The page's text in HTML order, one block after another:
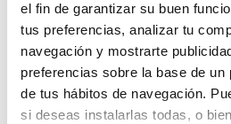
el fin de garantizar su buen
tus preferencias, analizar tu
navegación y mostrarte
preferencias sobre la base de un
de tus hábitos de navegación.
si deseas instalarlas todas, o
Saltat campestre
3,99 €
Bossa 600 g